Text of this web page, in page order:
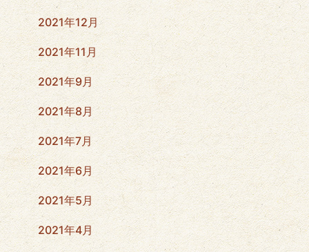
2021年12月
2021年11月
2021年9月
2021年8月
2021年7月
2021年6月
2021年5月
2021年4月